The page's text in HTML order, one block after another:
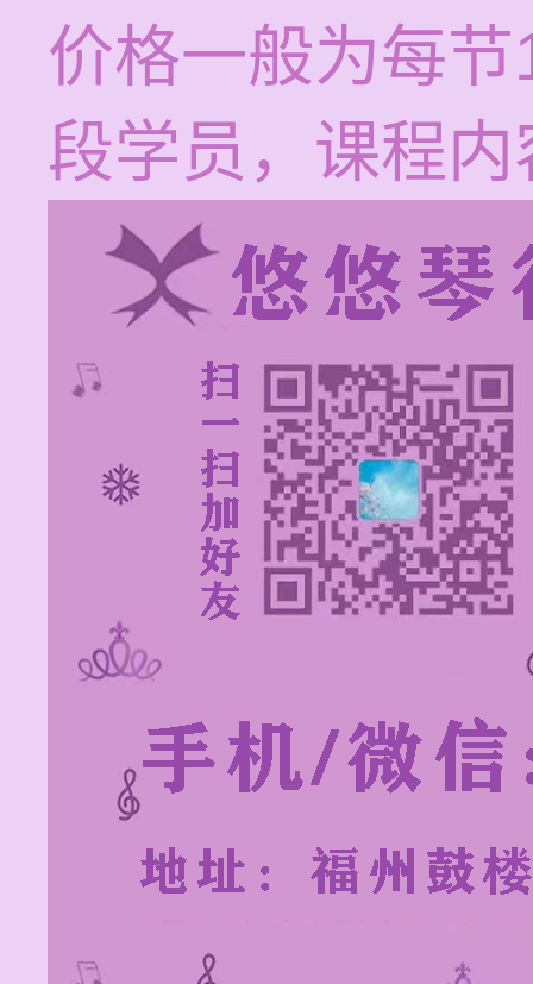
价格一般为每
段学员，课程